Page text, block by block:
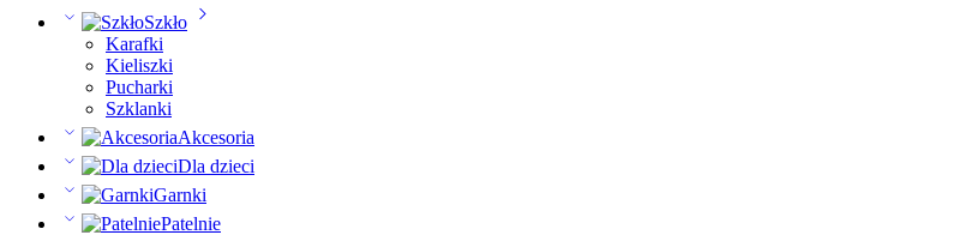
Szkło
Karafki
Kieliszki
Pucharki
Szklanki
Akcesoria
Dla dzieci
Garnki
Patelnie